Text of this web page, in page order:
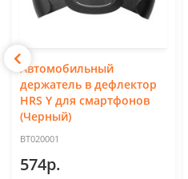
Автомобильный
держатель в дефлектор
HRS Y для смартфонов
(Черный)
BT020001
574р.